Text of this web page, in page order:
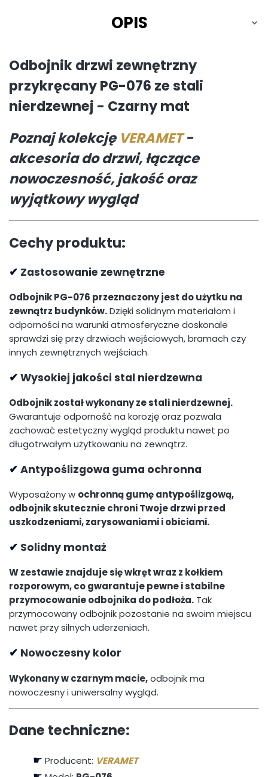
OPIS
Odbojnik drzwi zewnętrzny
przykręcany PG-076 ze stali
nierdzewnej - Czarny mat
Poznaj kolekcję VERAMET-
akcesoria do drzwi, łączące
nowoczesność, jakość oraz
wyjątkowy wygląd
Cechy produktu:
✔ Zastosowanie zewnętrzne
Odbojnik PG-076 przeznaczony jest do użytku na
zewnątrz budynków.Dzięki solidnym materiałom i
odporności na warunki atmosferyczne doskonale
sprawdzi się przy drzwiach wejściowych, bramach czy
innych zewnętrznych wejściach.
✔ Wysokiej jakości stal nierdzewna
Odbojnik został wykonany ze stali nierdzewnej.
Gwarantuje odporność na korozję oraz pozwala
zachować estetyczny wygląd produktu nawet po
długotrwałym użytkowaniu na zewnątrz.
✔ Antypoślizgowa guma ochronna
Wyposażony w ochronną gumę antypoślizgową,
odbojnik skutecznie chroni Twoje drzwi przed
uszkodzeniami, zarysowaniami i obiciami.
✔ Solidny montaż
W zestawie znajduje się wkręt wraz z kołkiem
rozporowym, co gwarantuje pewne i stabilne
przymocowanie odbojnika do podłoża. Tak
przymocowany odbojnik pozostanie na swoim miejscu
nawet przy silnych uderzeniach.
✔ Nowoczesny kolor
Wykonany w czarnym macie,odbojnik ma
nowoczesny i uniwersalny wygląd.
Dane techniczne:
☛ Producent: VERAMET